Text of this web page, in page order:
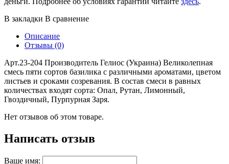
В закладки В сравнение
Описание
Отзывы (0)
Арт.23-204 Производитель Гелиос (Украина) Великолепная
смесь пяти сортов базилика с различными ароматами, цветом
листьев и сроками созревания. В состав смеси в равных
количествах входят сорта: Опал, Рутан, Лимонный,
Гвоздичный, Пурпурная Заря.
Нет отзывов об этом товаре.
Написать отзыв
Ваше имя: